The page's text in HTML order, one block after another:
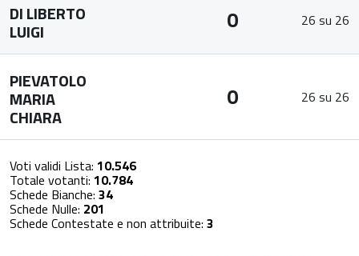
DI LIBERTO
LUIGI 0 26 su 26
PIEVATOLO
MARIA
CHIARA
0 26 su 26
Voti validi Lista: 10.546
Totale votanti: 10.784
Schede Bianche: 34
Schede Nulle: 201
Schede Contestate e non attribuite: 3